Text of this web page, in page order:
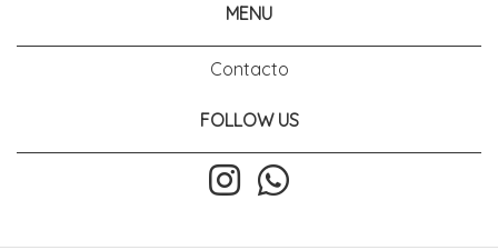
MENU
Contacto
FOLLOW US